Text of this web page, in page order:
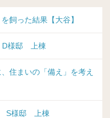
飼った結果【大谷】
様邸 上棟
住まいの「備え」を考え
S様邸 上棟